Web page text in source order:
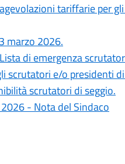
tariffarie per
marzo 2026.
di emergenza
scrutatori e/o presidenti
scrutatori di seggio.
- Nota del Sindaco